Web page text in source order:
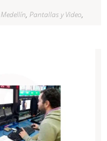
Medellín, Pantallas y Video,